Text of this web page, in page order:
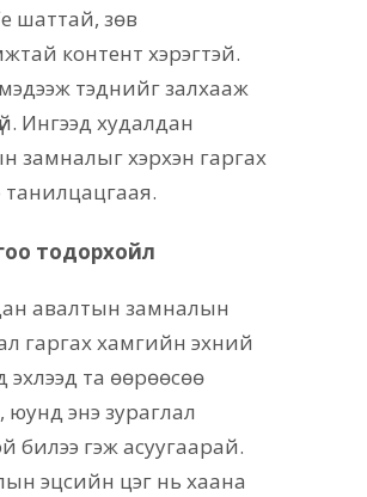
шаттай, зөв
контент хэрэгтэй.
тэднийг залхааж
Ингээд худалдан
замналыг хэрхэн гаргах
танилцацгаая.
тодорхойл
авалтын замналын
гаргах хамгийн эхний
эхлээд та өөрөөсөө
юунд энэ зураглал
билээ гэж асуугаарай.
эцсийн цэг нь хаана